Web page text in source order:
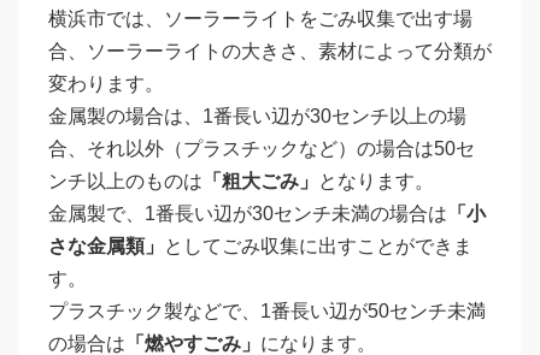
横浜市では、ソーラーライトをごみ収集で出す場
合、ソーラーライトの大きさ、素材によって分類が
変わります。
金属製の場合は、1番長い辺が30センチ以上の場
合、それ以外（プラスチックなど）の場合は50セ
ンチ以上のものは 「粗大ごみ」
となります。
金属製で、1番長い辺が30センチ未満の場合は 「小
さな金属類」
としてごみ収集に出すことができま
す。
プラスチック製などで、1番長い辺が50センチ未満
の場合は 「燃やすごみ」 になります。